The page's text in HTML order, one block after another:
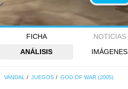
FICHA NOTICIAS
ANÁLISIS
IMÁGENES
VANDAL JUEGOS GOD OF WAR (2005)